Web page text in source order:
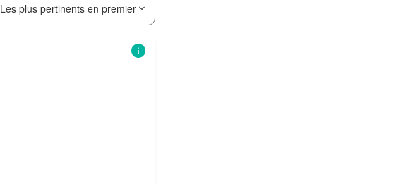
Les plus pertinents en premier